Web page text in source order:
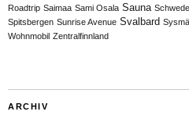
Roadtrip Saimaa Sami Osala Sauna
Spitsbergen Sunrise Avenue Svalbard Sysmä
Wohnmobil Zentralfinnland
ARCHIV